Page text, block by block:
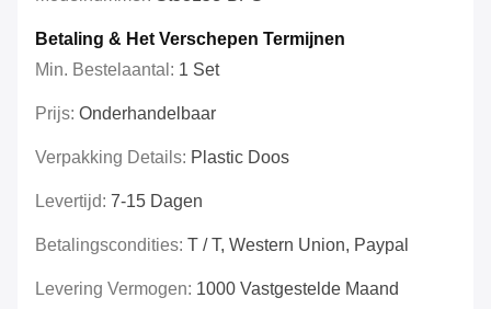
Betaling & Het Verschepen Termijnen
Min. Bestelaantal: 1 Set
Prijs: Onderhandelbaar
Verpakking Details: Plastic Doos
Levertijd: 7-15 Dagen
Betalingscondities: T / T, Western Union, Paypal
Levering Vermogen: 1000 Vastgestelde Maand